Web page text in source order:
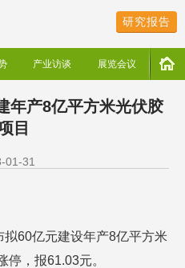
研究报告
产业访谈 展览会议
年产8亿平方米光伏胶
目
01-31
60亿元建设年产8亿平方米
停，报61.03元。